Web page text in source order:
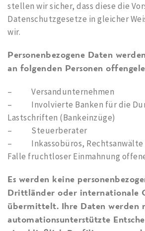
stellen wir sicher, dass diese die
Datenschutzgesetze in gleicher
wir.
Personenbezogene Daten
an folgenden Personen
– Versandunternehmen
– Involvierte Banken für die
Lastschriften (Bankeinzüge)
– Steuerberater
– Inkassobüros, Rechtsanwälte
Falle fruchtloser Einmahnung
Es werden keine
Drittländer oder internationale
übermittelt. Ihre Daten werden
automationsunterstützte